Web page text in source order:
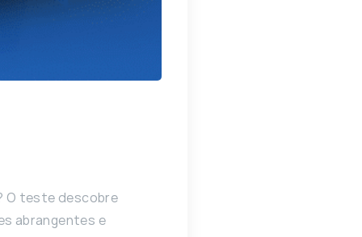
O teste descobre
abrangentes e